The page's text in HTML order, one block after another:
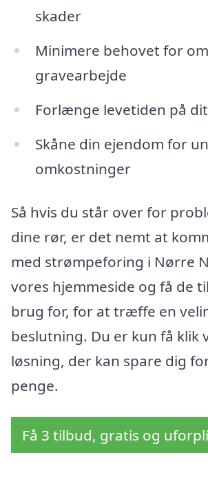
skader
Minimere behovet for
gravearbejde
Forlænge levetiden på dit
Skåne din ejendom for
omkostninger
Så hvis du står over for
dine rør, er det nemt at
med strømpeforing i Nørre
vores hjemmeside og få de
brug for, for at træffe en
beslutning. Du er kun få klik
løsning, der kan spare dig
penge.
Få 3 tilbud, gratis og